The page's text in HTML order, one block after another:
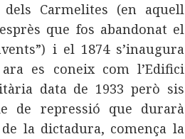
Carmelites (en aquell
que fos abandonat el
i el 1874 s’inaugura
es coneix com l’Edifici
data de 1933 però sis
de repressió que durarà
la dictadura, comença la